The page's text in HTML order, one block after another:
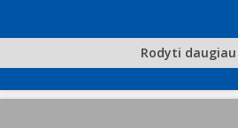
Rodyti daugiau